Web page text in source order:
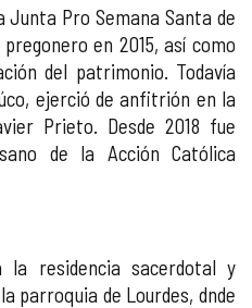
Pro Semana Santa de
en 2015, así como
del patrimonio. Todavía
ejerció de anfitrión en la
Prieto. Desde 2018 fue
de la Acción Católica
la residencia sacerdotal y
parroquia de Lourdes, dnde